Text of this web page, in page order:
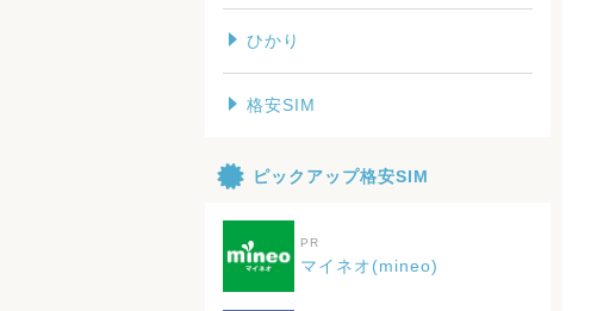
ひかり
格安SIM
ピックアップ格安SIM
PR
マイネオ(mineo)